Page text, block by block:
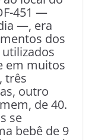
451 —
—, era
dos
em muitos
três
outro
de 40.
se
bebê de 9